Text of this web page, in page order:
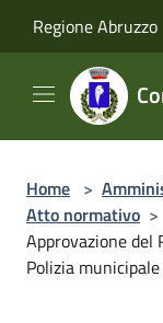
Regione Abruzzo
Home >
Atto normativo >
Approvazione del
Polizia municipale